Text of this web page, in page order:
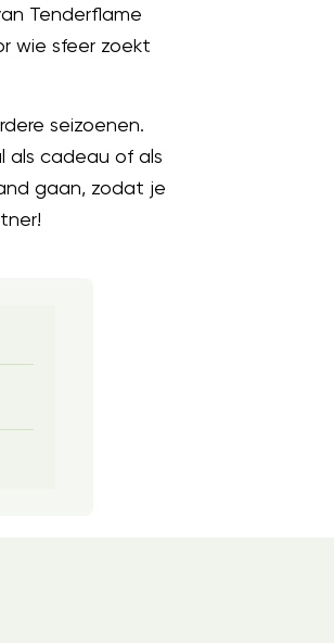
Tenderflame
wie sfeer zoekt
seizoenen.
als cadeau of als
gaan, zodat je